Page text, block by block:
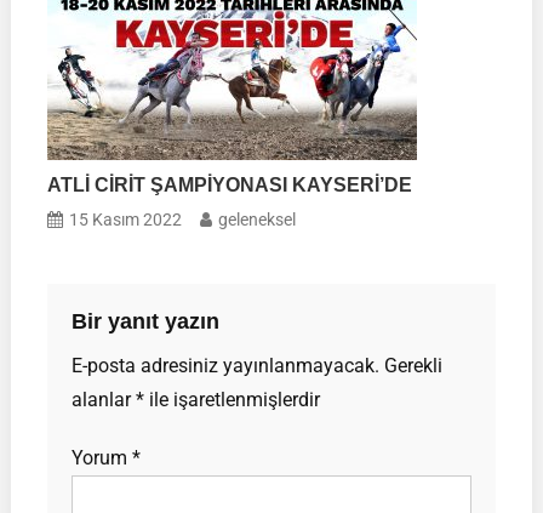
ATLİ CİRİT ŞAMPİYONASI KAYSERİ’DE
15 Kasım 2022 geleneksel
Bir yanıt yazın
E-posta adresiniz yayınlanmayacak. Gerekli
alanlar*ile işaretlenmişlerdir
Yorum *